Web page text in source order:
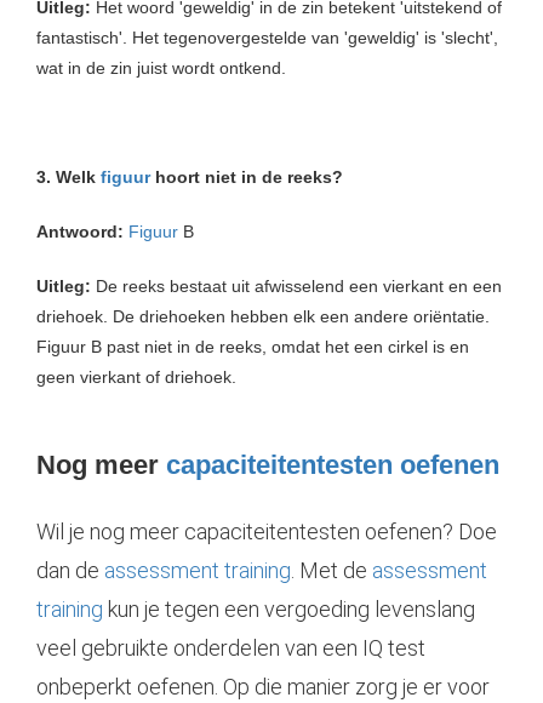
Uitleg: Het woord 'geweldig' in de zin betekent 'uitstekend of
fantastisch'. Het tegenovergestelde van 'geweldig' is 'slecht',
wat in de zin juist wordt ontkend.
3. Welk figuur hoort niet in de reeks?
Antwoord: Figuur B
Uitleg: De reeks bestaat uit afwisselend een vierkant en een
driehoek. De driehoeken hebben elk een andere oriëntatie.
Figuur B past niet in de reeks, omdat het een cirkel is en
geen vierkant of driehoek.
Nog meer capaciteitentesten oefenen
Wil je nog meer capaciteitentesten oefenen? Doe
dan de assessment training . Met de assessment
training kun je tegen een vergoeding levenslang
veel gebruikte onderdelen van een IQ test
onbeperkt oefenen. Op die manier zorg je er voor